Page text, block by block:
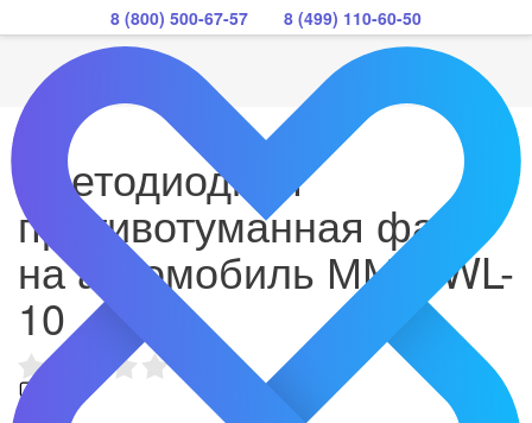
8 (800) 500-67-57 8 (499) 110-60-50
Светодиодная
противотуманная фара
на автомобиль ММC.WL-
10